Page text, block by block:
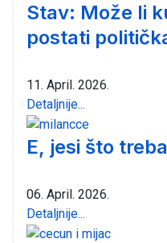
Stav: Može li
postati
11. April. 2026.
Detaljnije...
E, jesi što
06. April. 2026.
Detaljnije...